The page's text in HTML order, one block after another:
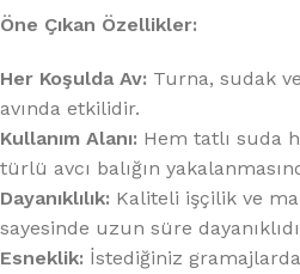
Öne Çıkan Özellikler:
Her Koşulda Av: Turna, sudak
avında etkilidir.
Kullanım Alanı: Hem tatlı suda
türlü avcı balığın
Dayanıklılık: Kaliteli işçilik ve
sayesinde uzun süre
Esneklik: İstediğiniz